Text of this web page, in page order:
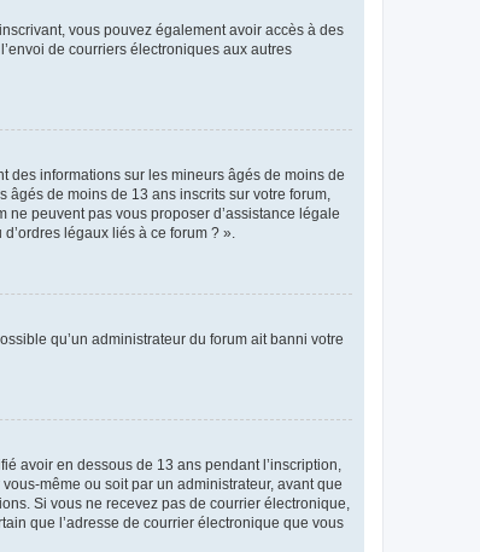
vous pouvez également avoir accès à des
de courriers électroniques aux autres
des informations sur les mineurs âgés de moins de
de moins de 13 ans inscrits sur votre forum,
peuvent pas vous proposer d’assistance légale
légaux liés à ce forum ? ».
qu’un administrateur du forum ait banni votre
avoir en dessous de 13 ans pendant l’inscription,
même ou soit par un administrateur, avant que
Si vous ne recevez pas de courrier électronique,
que l’adresse de courrier électronique que vous